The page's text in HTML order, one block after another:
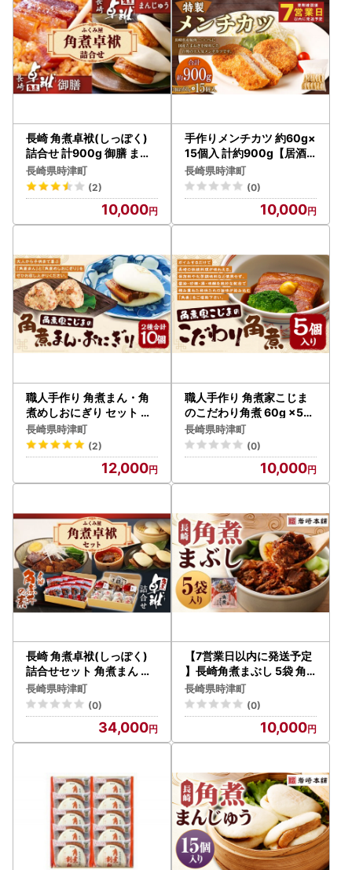
長崎 角煮卓袱(しっぽく)
詰合せ 計900g 御膳 まん
じゅう【FT2】
長崎県時津町
(2)
10,000
手作りメンチカツ 約60g×
15個入 計約900g【居酒
屋食堂シエスタ】
長崎県時津町
(0)
10,000
職人手作り 角煮まん・角
煮めしおにぎり セット 角
煮家こじまの秘伝のたれ使
用
長崎県時津町
(2)
12,000
職人手作り 角煮家こじま
のこだわり角煮 60g ×5個
完全無添加 保存料 化学調
味料 不使用
長崎県時津町
(0)
10,000
長崎 角煮卓袱(しっぽく)
詰合せセット 角煮まん 角
煮丼の素 角煮
長崎県時津町
(0)
34,000
【7営業日以内に発送予定
】長崎角煮まぶし 5袋 角
煮まぶし 角煮 豚角煮 豚の
角煮 冷凍
長崎県時津町
(0)
10,000